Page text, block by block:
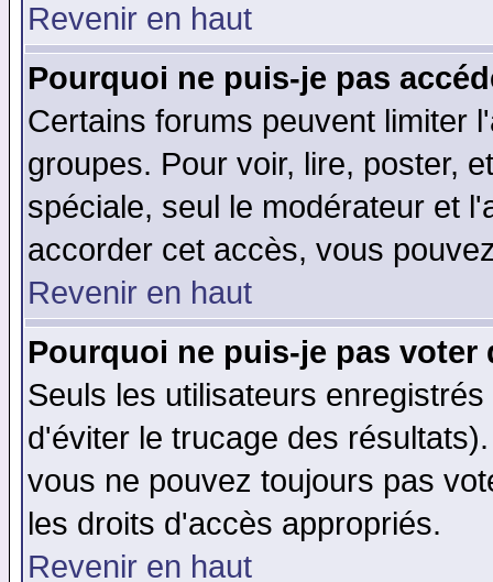
Revenir en haut
Pourquoi ne puis-je pas
Certains forums peuvent limiter
groupes. Pour voir, lire, poster,
spéciale, seul le modérateur et
accorder cet accès, vous
Revenir en haut
Pourquoi ne puis-je pas voter
Seuls les utilisateurs
d'éviter le trucage des
vous ne pouvez toujours pas
les droits d'accès appropriés.
Revenir en haut